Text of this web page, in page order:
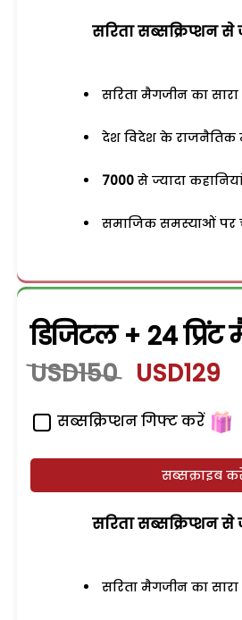
सरिता सब्सक्रिप्शन
सरिता मैगजीन का
देश विदेश के राजनैतिक
7000 से ज्यादा
समाजिक समस्याओं पर
डिजिटल + 24
USD150 USD129
सब्सक्रिप्शन गिफ्ट करें
सब्सक्राइब
सरिता सब्सक्रिप्शन
सरिता मैगजीन का